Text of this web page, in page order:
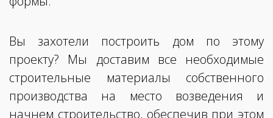
Вы захотели построить дом по этому
проекту? Мы доставим все необходимые
строительные материалы собственного
производства на место возведения и
начнем строительство, обеспечив при этом